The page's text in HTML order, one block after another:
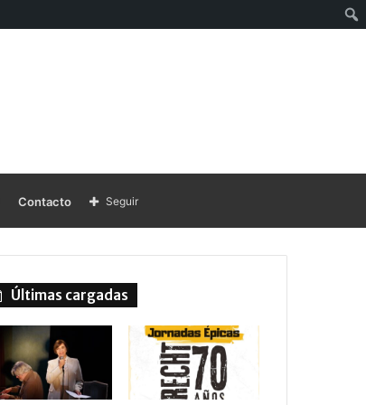
Contacto Seguir
Últimas cargadas